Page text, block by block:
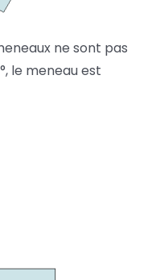
ne sont pas
le meneau est